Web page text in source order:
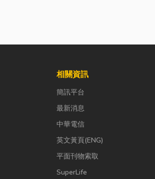
相關資訊
簡訊平台
最新消息
中華電信
英文黃頁(ENG)
平面刊物索取
SuperLife